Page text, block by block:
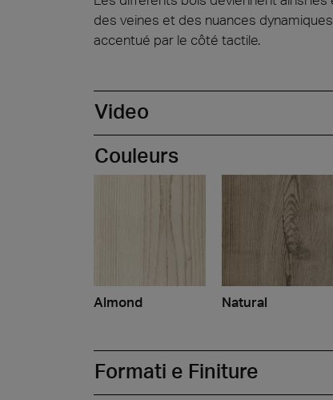
des veines et des nuances
accentué par le côté tactile.
Video
Couleurs
Almond Natural
Formati e Finiture